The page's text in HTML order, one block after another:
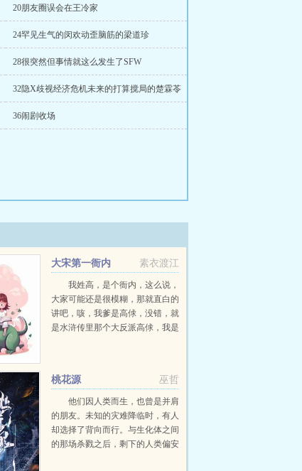
20朋友圈误会在王冷家
24罕见生气的闵欢动歪脑筋的梁道珍
28很突然但事情就这么发生了SFW
32隐X歧视经济危机未来的打算搅局的楚霖苓
36闹剧收场
素衣渡江
大宋第一衙内
我姓高，是个衙内，这么说，
大家可能还是很模糊，那就直白的
讲吧，咳，我爹是高俅，没错，就
是水浒传里那个大反派高俅，我是
立。可他没有办法，既...
巫哲
桃花源
他们因人类而生，也曾是并肩
的朋友。未知的灾难降临时，有人
却选择了背向而行。与生化体之间
的那场杀戮之后，剩下的人类偏安